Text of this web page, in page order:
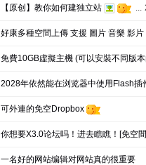
【原创】教你如何建独立站 ...
好康多種空間上傳 支援 圖片 音樂 影片
免費10GB虛擬主機 (可以安裝不同版
2028年依然能在浏览器中使用Flash插
可外連的免空Dropbox
你想要X3.0论坛吗！进去瞧瞧！[免空
一名好的网站编辑对网站真的很重要